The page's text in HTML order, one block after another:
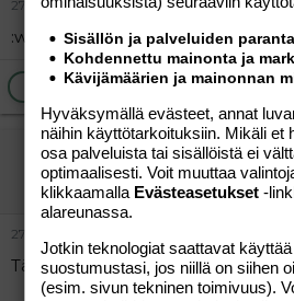
27.05.2006
:wave:
Ilmoita asiaton viesti
RumaElsa
Jäsen
27.05.2006
Tää myös :wave:
Sisällön ja palveluiden
Kohdennettu mainonta ja
Kävijämäärien ja mainonnan
Hyväksymällä evästeet, annat
näihin käyttötarkoituksiin. Mikäli et
osa palveluista tai sisällöistä ei
optimaalisesti. Voit muuttaa
klikkaamalla Evästeasetukset -
alareunassa.
Jotkin teknologiat saattavat
suostumustasi, jos niillä on siihen
(esim. sivun tekninen toimivuus).